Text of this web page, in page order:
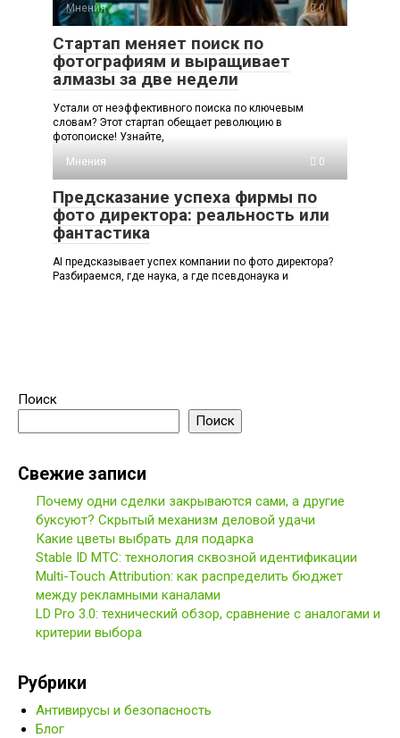
Мнения 0
Стартап меняет поиск по
фотографиям и выращивает
алмазы за две недели
Устали от неэффективного поиска по ключевым
словам? Этот стартап обещает революцию в
фотопоиске! Узнайте,
Мнения
0
Предсказание успеха фирмы по
фото директора: реальность или
фантастика
AI предсказывает успех компании по фото директора?
Разбираемся, где наука, а где псевдонаука и
Поиск
Поиск
Свежие записи
Почему одни сделки закрываются сами, а другие
буксуют? Скрытый механизм деловой удачи
Какие цветы выбрать для подарка
Stable ID МТС: технология сквозной идентификации
Multi-Touch Attribution: как распределить бюджет
между рекламными каналами
LD Pro 3.0: технический обзор, сравнение с аналогами и
критерии выбора
Рубрики
Антивирусы и безопасность
Блог